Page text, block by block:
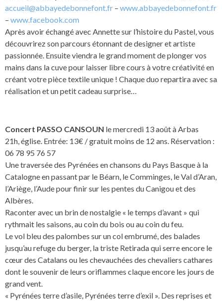
accueil@abbayedebonnefont.fr – www.abbayedebonnefont.fr
– www.facebook.com
Après avoir échangé avec Annette sur l’histoire du Pastel, vous
découvrirez son parcours étonnant de designer et artiste
passionnée. Ensuite viendra le grand moment de plonger vos
mains dans la cuve pour laisser libre cours à votre créativité en
créant votre pièce textile unique ! Chaque duo repartira avec sa
réalisation et un petit cadeau surprise…
Concert PASSO CANSOUN le mercredi 13 août à Arbas
21h, église. Entrée: 13€ / gratuit moins de 12 ans. Réservation :
06 78 95 76 57
‌Une traversée des Pyrénées en chansons du Pays Basque à la
Catalogne en passant par le Béarn, le Comminges, le Val d’Aran,
l’Ariège, l’Aude pour finir sur les pentes du Canigou et des
Albères.
Raconter avec un brin de nostalgie « le temps d’avant » qui
rythmait les saisons, au coin du bois ou au coin du feu.
Le vol bleu des palombes sur un col embrumé, des balades
jusqu’au refuge du berger, la triste Retirada qui serre encore le
cœur des Catalans ou les chevauchées des chevaliers cathares
dont le souvenir de leurs oriflammes claque encore les jours de
grand vent.
« Pyrénées terre d’asile, Pyrénées terre d’exil ». Des reprises et